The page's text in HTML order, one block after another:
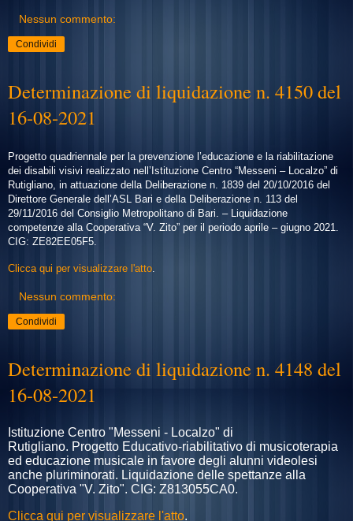
Nessun commento:
Condividi
Determinazione di liquidazione n. 4150 del
16-08-2021
Progetto quadriennale per la prevenzione l’educazione e la riabilitazione
dei disabili visivi realizzato nell’Istituzione Centro “Messeni – Localzo” di
Rutigliano, in attuazione della Deliberazione n. 1839 del 20/10/2016 del
Direttore Generale dell’ASL Bari e della Deliberazione n. 113 del
29/11/2016 del Consiglio Metropolitano di Bari. – Liquidazione
competenze alla Cooperativa “V. Zito” per il periodo aprile – giugno 2021.
CIG: ZE82EE05F5.
Clicca qui per visualizzare l'atto
Nessun commento:
Condividi
Determinazione di liquidazione n. 4148 del
16-08-2021
Istituzione Centro "Messeni - Localzo" di
Rutigliano. Progetto Educativo-riabilitativo di musicoterapia
ed educazione musicale in favore degli alunni videolesi
anche pluriminorati. Liquidazione delle spettanze alla
Cooperativa "V. Zito". CIG: Z813055CA0.
Clicca qui per visualizzare l'atto.